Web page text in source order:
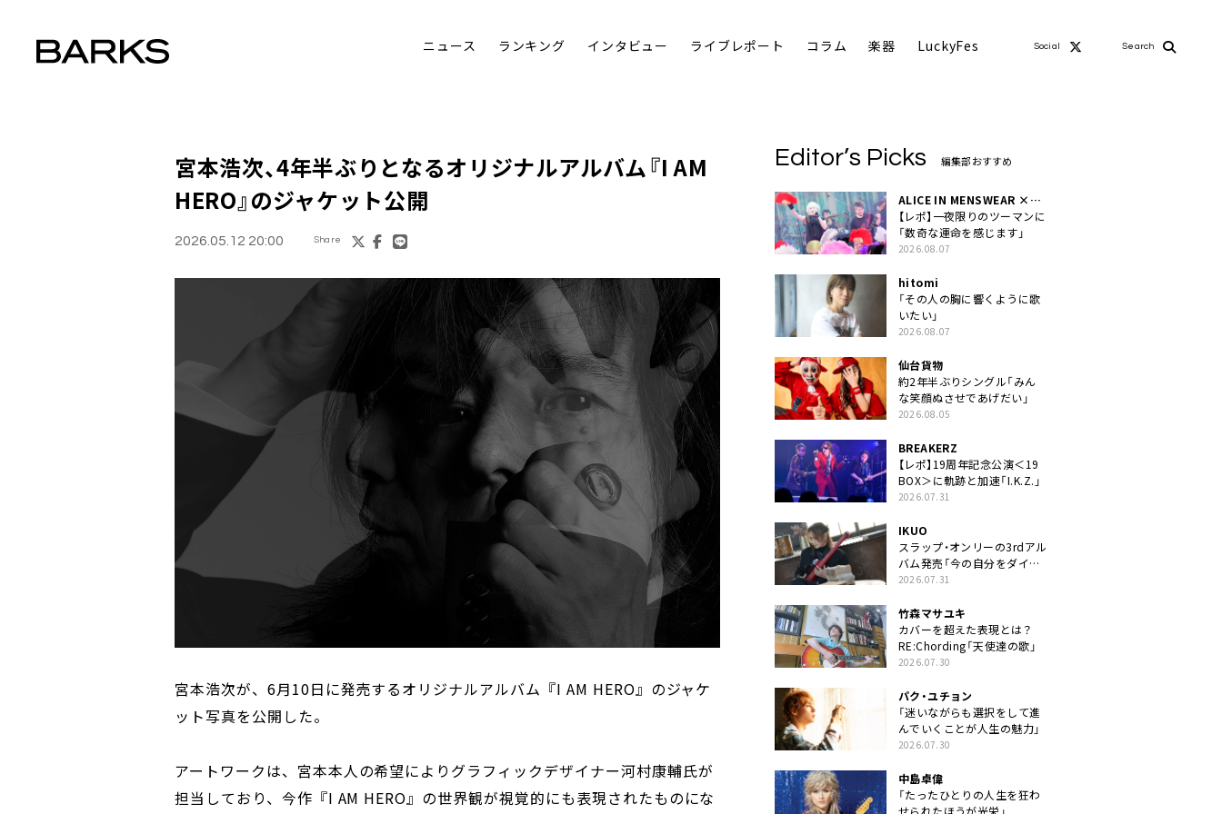
ニュース ランキング インタビュー ライブレポート コラム 楽器 LuckyFes Social Search
宮本浩次、4年半ぶりとなるオリジナルアルバム『I AM
HERO』のジャケット公開
2026.05.12 20:00 Share
宮本浩次が、6月10日に発売するオリジナルアルバム『I AM HERO』のジャケ
ット写真を公開した。
アートワークは、宮本本人の希望によりグラフィックデザイナー河村康輔氏が
担当しており、今作『I AM HERO』の世界観が視覚的にも表現されたものにな
Editor’s Picks 編集部おすすめ
ALICE IN MENSWEAR ×
MASCHERA
【レポ】一夜限りのツーマンに
「数奇な運命を感じます」
2026.08.07
hitomi
「その人の胸に響くように歌
いたい」
2026.08.07
仙台貨物
約2年半ぶりシングル「みん
な笑顔ぬさせであげだい」
2026.08.05
BREAKERZ
【レポ】19周年記念公演＜19
BOX＞に軌跡と加速「I.K.Z.」
2026.07.31
IKUO
スラップ・オンリーの3rdアル
バム発売「今の自分をダイレ
クトに」
2026.07.31
竹森マサユキ
カバーを超えた表現とは？
RE:Chording「天使達の歌」
2026.07.30
パク・ユチョン
「迷いながらも選択をして進
んでいくことが人生の魅力」
2026.07.30
中島卓偉
「たったひとりの人生を狂わ
せられたほうが光栄」